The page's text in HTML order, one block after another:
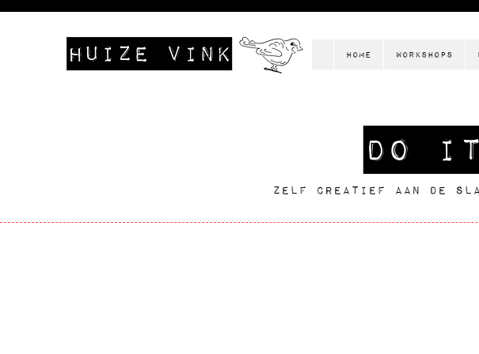
Home Workshops
DO
Zelf creatief aan de